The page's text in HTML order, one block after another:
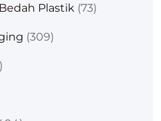
Plastik (73)
(309)